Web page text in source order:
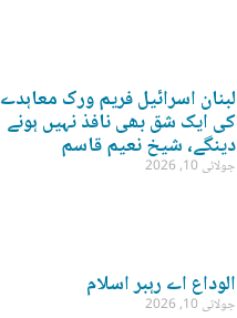
لبنان اسرائیل فریم ورک معاہدے
کی ایک شق بھی نافذ نہیں ہونے
دینگے، شیخ نعیم قاسم
جولائی 10, 2026
الوداع اے رہبر اسلام
جولائی 10, 2026